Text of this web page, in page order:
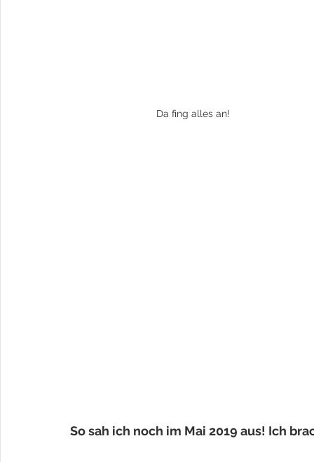
Da fing alles an!
So sah ich noch im Mai 2019 aus! Ich